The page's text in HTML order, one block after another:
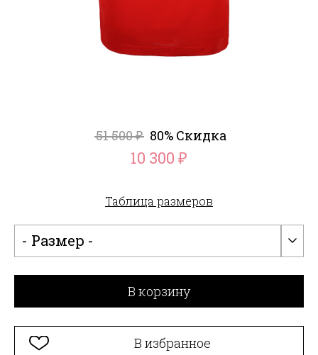
51 500₽ 80% Скидка
10 300 ₽
Таблица размеров
- Размер -
В корзину
В избранное